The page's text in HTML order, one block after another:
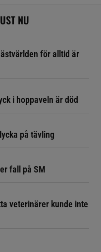
NU
för alltid är
i hoppaveln är död
på tävling
fall på SM
veterinärer kunde inte